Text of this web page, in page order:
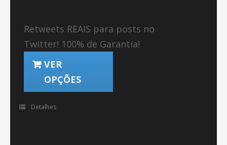
Retweets REAIS para posts no
Twitter! 100% de Garantia!
VER
OPÇÕES
Detalhes